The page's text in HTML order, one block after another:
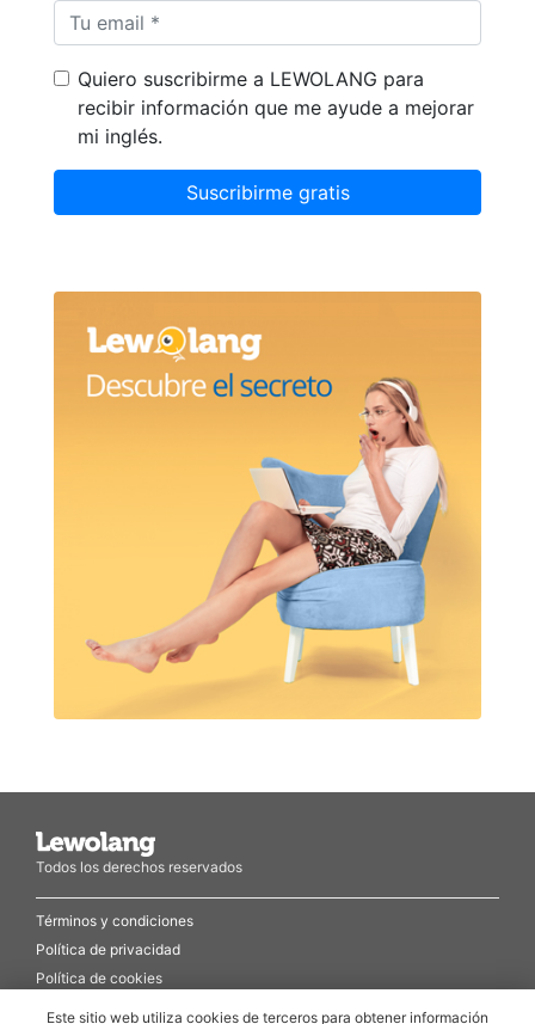
Quiero suscribirme a LEWOLANG para
recibir información que me ayude a mejorar
mi inglés.
Suscribirme gratis
Todos los derechos reservados
Términos y condiciones
Política de privacidad
Política de cookies
Este sitio web utiliza cookies de terceros para obtener información